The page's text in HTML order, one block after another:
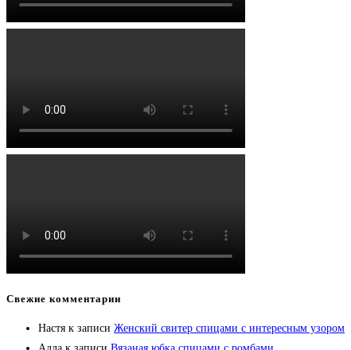
Свежие комментарии
Настя к записи Женский свитер спицами с интересным узором